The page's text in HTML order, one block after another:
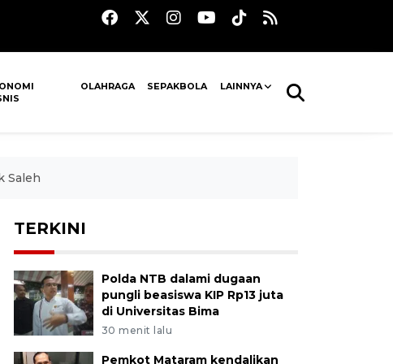
OLAHRAGA SEPAKBOLA LAINNYA
Saleh
TERKINI
Polda NTB dalami dugaan
pungli beasiswa KIP Rp13 juta
di Universitas Bima
30 menit lalu
Pemkot Mataram kendalikan